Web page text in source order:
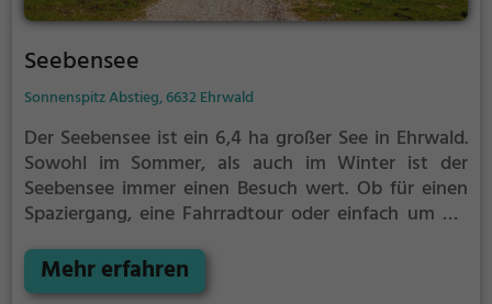
Seebensee
Sonnenspitz Abstieg, 6632 Ehrwald
Der Seebensee ist ein 6,4 ha großer See in Ehrwald.
Sowohl im Sommer, als auch im Winter ist der
Seebensee immer einen Besuch wert. Ob für einen
Spaziergang, eine Fahrradtour oder einfach um die
Möglichkeiten für Freizeitaktivitäten.
Mehr erfahren